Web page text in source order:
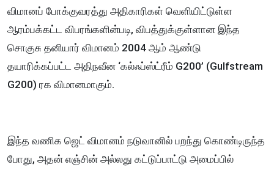
விமானப் போக்குவரத்து அதிகாரிகள் வெளியிட்டுள்ள
ஆரம்பக்கட்ட விபரங்களின்படி, விபத்துக்குள்ளான இந்த
சொகுசு தனியார் விமானம் 2004 ஆம் ஆண்டு
தயாரிக்கப்பட்ட அதிநவீன ‘கல்ஃப்ஸ்ட்ரீம் G200’ (Gulfstream
G200) ரக விமானமாகும்.
இந்த வணிக ஜெட் விமானம் நடுவானில் பறந்து கொண்டிருந்த
போது, அதன் எஞ்சின் அல்லது கட்டுப்பாட்டு அமைப்பில்